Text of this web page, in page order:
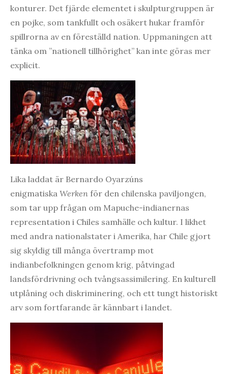
konturer. Det fjärde elementet i skulpturgruppen är
en pojke, som tankfullt och osäkert hukar framför
spillrorna av en föreställd nation. Uppmaningen att
tänka om ”nationell tillhörighet” kan inte göras mer
explicit.
Lika laddat är Bernardo Oyarzúns
enigmatiska Werken för den chilenska paviljongen,
som tar upp frågan om Mapuche-indianernas
representation i Chiles samhälle och kultur. I likhet
med andra nationalstater i Amerika, har Chile gjort
sig skyldig till många övertramp mot
indianbefolkningen genom krig, påtvingad
landsfördrivning och tvångsassimilering. En kulturell
utplåning och diskriminering, och ett tungt historiskt
arv som fortfarande är kännbart i landet.